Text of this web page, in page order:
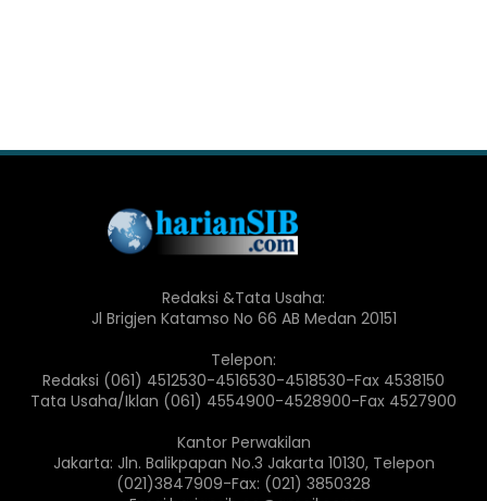
Redaksi &Tata Usaha:
Jl Brigjen Katamso No 66 AB Medan 20151
Telepon:
Redaksi (061) 4512530-4516530-4518530-Fax 4538150
Tata Usaha/Iklan (061) 4554900-4528900-Fax 4527900
Kantor Perwakilan
Jakarta: Jln. Balikpapan No.3 Jakarta 10130, Telepon
(021)3847909-Fax: (021) 3850328